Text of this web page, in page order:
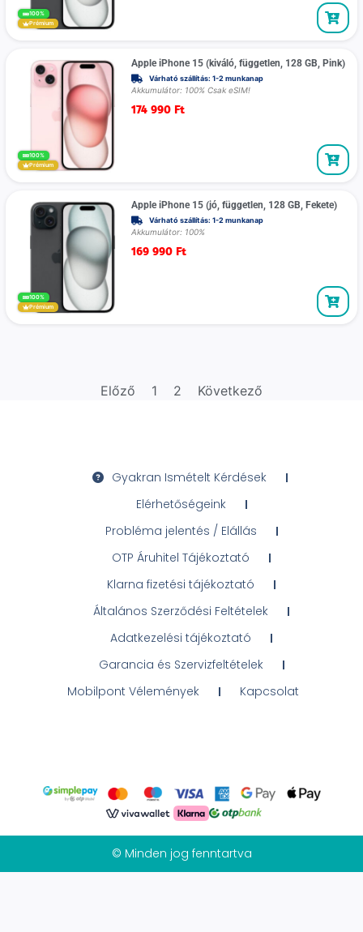
100%
Prémium
100%
Prémium
Apple iPhone 15 (kiváló, független, 128 GB, Pink)
Várható szállítás: 1-2 munkanap
Akkumulátor: 100% Csak eSIM!
174 990 Ft
100%
Prémium
Apple iPhone 15 (jó, független, 128 GB, Fekete)
Várható szállítás: 1-2 munkanap
Akkumulátor: 100%
169 990 Ft
Előző 1 2 Következő
Gyakran Ismételt Kérdések
Elérhetőségeink
Probléma jelentés / Elállás
OTP Áruhitel Tájékoztató
Klarna fizetési tájékoztató
Általános Szerződési Feltételek
Adatkezelési tájékoztató
Garancia és Szervizfeltételek
Mobilpont Vélemények
Kapcsolat
© Minden jog fenntartva